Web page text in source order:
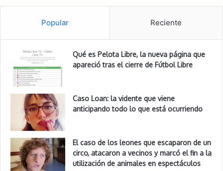
Popular Reciente
Qué es Pelota Libre, la nueva página que
apareció tras el cierre de Fútbol Libre
Caso Loan: la vidente que viene
anticipando todo lo que está ocurriendo
El caso de los leones que escaparon de un
circo, atacaron a vecinos y marcó el fin a la
utilización de animales en espectáculos